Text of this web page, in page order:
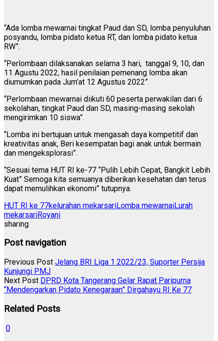
“Ada lomba mewarnai tingkat Paud dan SD, lomba penyuluhan
posyandu, lomba pidato ketua RT, dan lomba pidato ketua
RW”.
“Perlombaan dilaksanakan selama 3 hari, tanggal 9, 10, dan
11 Agustu 2022, hasil penilaian pemenang lomba akan
diumumkan pada Jum’at 12 Agustus 2022”.
“Perlombaan mewarnai diikuti 60 peserta perwakilan dari 6
sekolahan, tingkat Paud dan SD, masing-masing sekolah
mengirimkan 10 siswa”.
“Lomba ini bertujuan untuk mengasah daya kompetitif dan
kreativitas anak, Beri kesempatan bagi anak untuk bermain
dan mengeksplorasi”.
“Sesuai tema HUT RI ke-77 “Pulih Lebih Cepat, Bangkit Lebih
Kuat” Semoga kita semuanya diberikan kesehatan dan terus
dapat memulihkan ekonomi” tutupnya.
HUT RI ke 77kelurahan mekarsariLomba mewarnaiLurah
mekarsariRoyani
sharing
Post navigation
Previous Post Jelang BRI Liga 1 2022/23, Suporter Persija
Kunjungi PMJ
Next Post DPRD Kota Tangerang Gelar Rapat Paripurna
“Mendengarkan Pidato Kenegaraan” Dirgahayu RI Ke 77
Related Posts
0